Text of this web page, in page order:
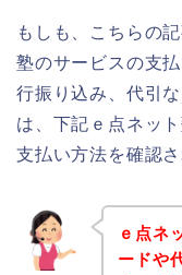
もしも、こちらの
塾のサービスの支
行振り込み、代引
は、下記ｅ点ネッ
支払い方法を確認
ｅ点ネ
ードや